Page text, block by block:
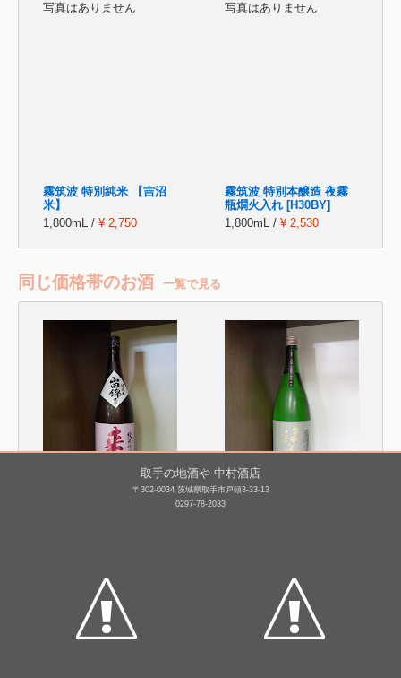
写真はありません
霧筑波 特別純米 【吉沼
米】
1,800mL / ¥ 2,750
写真はありません
霧筑波 特別本醸造 夜霧
瓶燗火入れ [H30BY]
1,800mL / ¥ 2,530
同じ価格帯のお酒 一覧で見る
津島屋 純米酒 播州産山
取手の地酒や 中村酒店
〒302-0034 茨城県取手市戸頭3-33-13
0297-78-2033